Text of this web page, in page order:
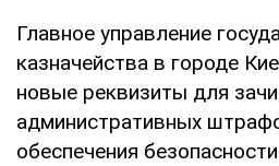
Главное управление
казначейства в городе
новые реквизиты для
административных
обеспечения